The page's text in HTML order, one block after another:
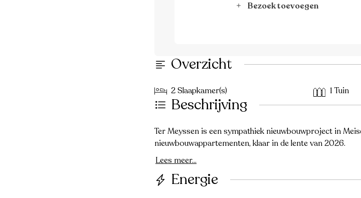
Bezoek toevoegen
Overzicht
2 Slaapkamer(s) 1 Tuin
Beschrijving
Ter Meyssen is een sympathiek nieuwbouwproject in
nieuwbouwappartementen, klaar in de lente van 2026.
Lees meer...
Energie